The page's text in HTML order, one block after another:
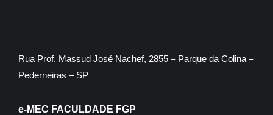
Rua Prof. Massud José Nachef, 2855 – Parque da Colina –
Pederneiras – SP
e-MEC FACULDADE FGP